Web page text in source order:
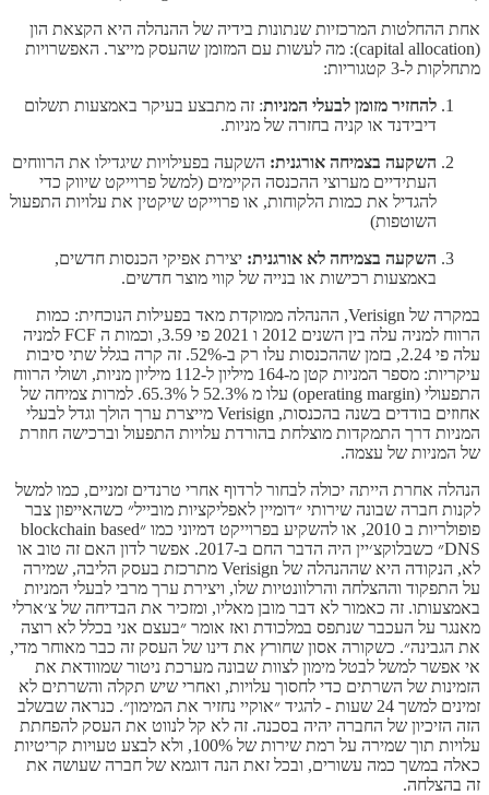
אחת ההחלטות המרכזיות שנתונות בידיה של ההנהלה היא הקצאת הון
(capital allocation): מה לעשות עם המזומן שהעסק מייצר. האפשרויות
מתחלקות ל-3 קטגוריות:
להחזיר מזומן לבעלי המניות: זה מתבצע בעיקר באמצעות תשלום
דיבידנד או קניה בחזרה של מניות.
השקעה בצמיחה אורגנית: השקעה בפעילויות שיגדילו את הרווחים
העתידיים מערוצי ההכנסה הקיימים (למשל פרוייקט שיווק כדי
להגדיל את כמות הלקוחות, או פרוייקט שיקטין את עלויות התפעול
השוטפות)
השקעה בצמיחה לא אורגנית: יצירת אפיקי הכנסות חדשים,
באמצעות רכישות או בנייה של קווי מוצר חדשים.
במקרה של ​​Verisign, ההנהלה ממוקדת מאד בפעילות הנוכחית: כמות
הרווח למניה עלה בין השנים 2012 ו 2021 פי 3.59, וכמות ה FCF למניה
עלה פי 2.24, בזמן שההכנסות עלו רק ב-52%. זה קרה בגלל שתי סיבות
עיקריות: מספר המניות קטן מ-164 מיליון ל-112 מיליון מניות, ושולי הרווח
התפעולי (operating margin) עלו מ 52.3% ל 65.3%. למרות צמיחה של
אחוזים בודדים בשנה בהכנסות, ​​Verisign מייצרת ערך הולך וגדל לבעלי
המניות דרך התמקדות מוצלחת בהורדת עלויות התפעול וברכישה חוזרת
של המניות של עצמה.
הנהלה אחרת הייתה יכולה לבחור לרדוף אחרי טרנדים זמניים, כמו למשל
לקנות חברה שבונה שירותי ״דומיין לאפליקציות מובייל״ כשהאייפון צבר
פופולריות ב 2010, או להשקיע בפרוייקט דמיוני כמו ״blockchain based
DNS״ כשבלוקצ׳יין היה הדבר החם ב-2017. אפשר לדון האם זה טוב או
לא, הנקודה היא שההנהלה של ​​Verisign מתרכזת בעסק הליבה, שמירה
על התפקוד וההצלחה והרלוונטיות שלו, ויצירת ערך מרבי לבעלי המניות
באמצעותו. זה כאמור לא דבר מובן מאליו, ומזכיר את הבדיחה של צ׳ארלי
מאנגר על העכבר שנתפס במלכודת ואז אומר ״בעצם אני בכלל לא רוצה
את הגבינה״. כשקורה אסון שחורץ את דינו של העסק זה כבר מאוחר מדי,
אי אפשר למשל לבטל מימון לצוות שבונה מערכת ניטור שמוודאת את
הזמינות של השרתים כדי לחסוך עלויות, ואחרי שיש תקלה והשרתים לא
זמינים למשך 24 שעות - להגיד ״אוקיי נחזיר את המימון״. כנראה שבשלב
הזה הזיכיון של החברה יהיה בסכנה. זה לא קל לנווט את העסק להפחתת
עלויות תוך שמירה על רמת שירות של 100%, ולא לבצע טעויות קריטיות
כאלה במשך כמה עשורים, ובכל זאת הנה דוגמא של חברה שעושה את
זה בהצלחה.